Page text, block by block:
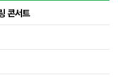
콘서트